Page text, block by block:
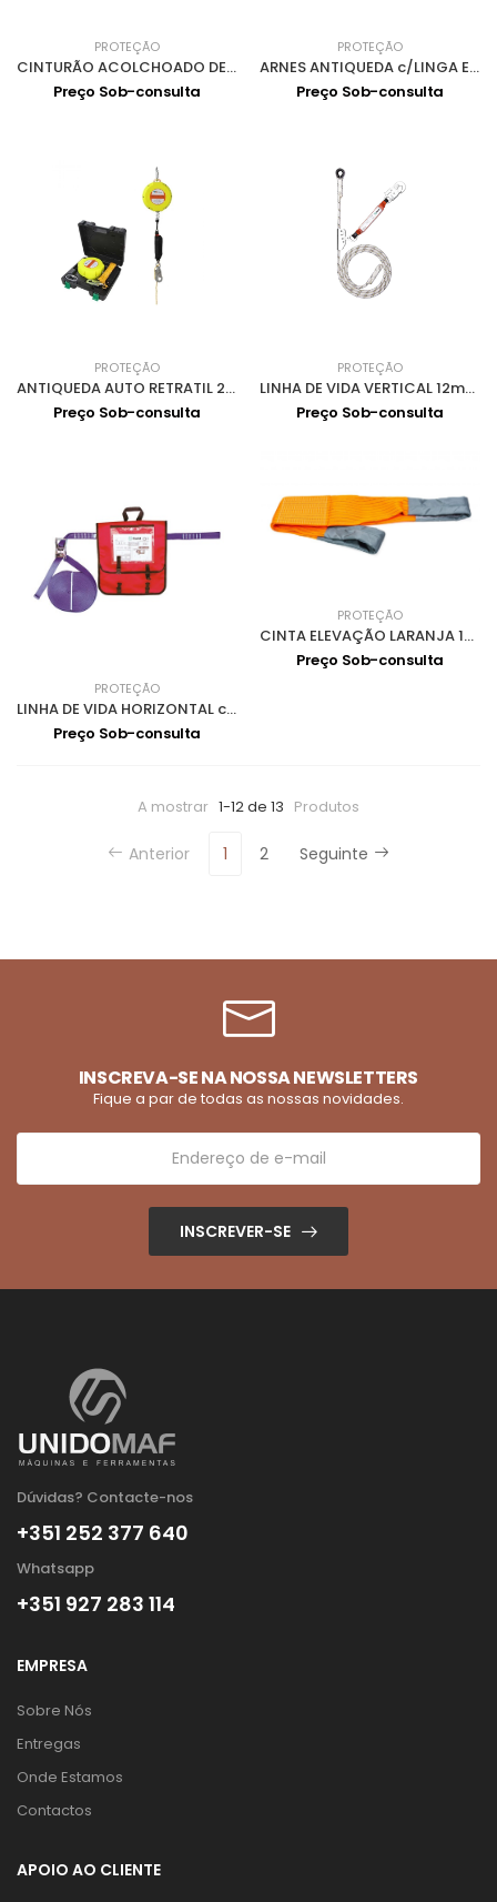
PROTEÇÃO
CINTURÃO ACOLCHOADO DE POSICIONAMENTO 0906009
Preço Sob-consulta
PROTEÇÃO
ARNES ANTIQUEDA c/LINGA E MOSQUETÕES 0902008
Preço Sob-consulta
PROTEÇÃO
ANTIQUEDA AUTO RETRATIL 20m 0907002
Preço Sob-consulta
PROTEÇÃO
LINHA DE VIDA VERTICAL 12mm 20m 0903004
Preço Sob-consulta
PROTEÇÃO
LINHA DE VIDA HORIZONTAL c/ 35mm E 20m 0903007
Preço Sob-consulta
PROTEÇÃO
CINTA ELEVAÇÃO LARANJA 15Ton 4,5m ES
Preço Sob-consulta
A mostrar 1-12 de 13 Produtos
Anterior 1 2 Seguinte
INSCREVA-SE NA NOSSA NEWSLETTERS
Fique a par de todas as nossas novidades.
INSCREVER-SE
Dúvidas? Contacte-nos
+351 252 377 640
Whatsapp
+351 927 283 114
EMPRESA
Sobre Nós
Entregas
Onde Estamos
Contactos
APOIO AO CLIENTE